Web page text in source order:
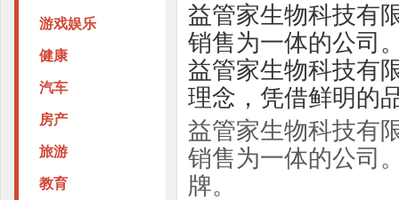
游戏娱乐
健康
汽车
房产
旅游
教育
益管家生物科技有
销售为一体的公司
益管家生物科技有
理念，凭借鲜明的
益管家生物科技有
销售为一体的公司
牌。